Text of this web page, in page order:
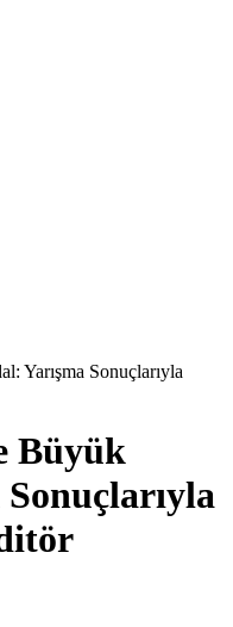
Yarışma Sonuçlarıyla
Büyük